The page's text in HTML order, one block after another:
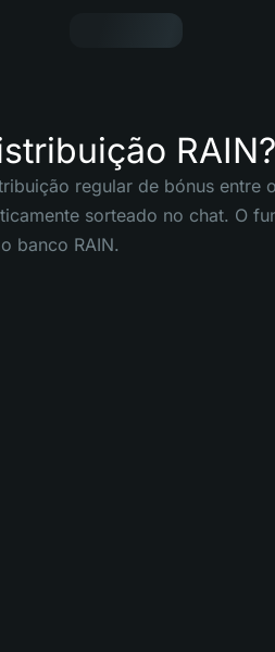
RAIN?
regular de bónus
sorteado no chat. O
banco RAIN.